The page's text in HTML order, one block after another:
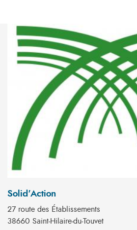
Solid'Action
27 route des Établissements
38660 Saint-Hilaire-du-Touvet